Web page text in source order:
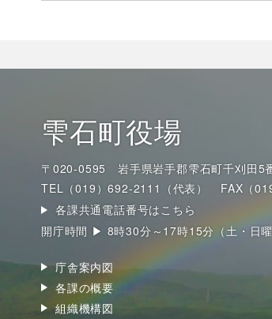
雫石町役場
〒020-0595 岩手県岩手郡雫石町千刈田5
TEL（019）692-2111（代表）
FAX（
各課共通電話番号はこちら
開庁時間 ▶ 8時30分～17時15分（土・日
庁舎案内図
各課の概要
組織機構図